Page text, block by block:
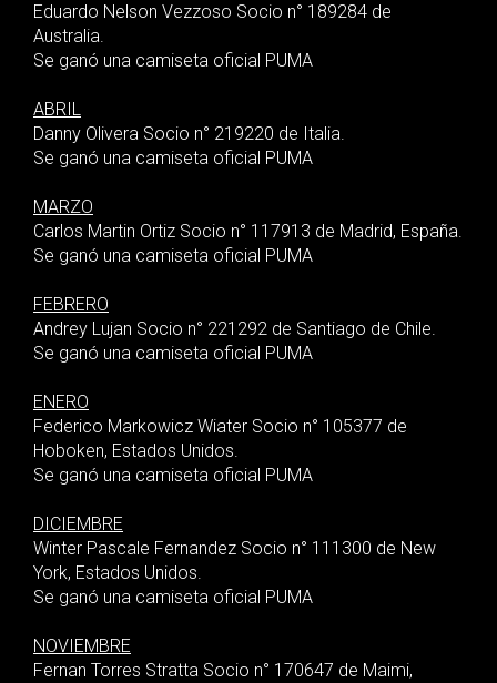
Eduardo Nelson Vezzoso Socio n° 189284 de
Australia.
Se ganó una camiseta oficial PUMA
ABRIL
Danny Olivera Socio n° 219220 de Italia.
Se ganó una camiseta oficial PUMA
MARZO
Carlos Martin Ortiz Socio n° 117913 de Madrid, España.
Se ganó una camiseta oficial PUMA
FEBRERO
Andrey Lujan Socio n° 221292 de Santiago de Chile.
Se ganó una camiseta oficial PUMA
ENERO
Federico Markowicz Wiater Socio n° 105377 de
Hoboken, Estados Unidos.
Se ganó una camiseta oficial PUMA
DICIEMBRE
Winter Pascale Fernandez Socio n° 111300 de New
York, Estados Unidos.
Se ganó una camiseta oficial PUMA
NOVIEMBRE
Fernan Torres Stratta Socio n° 170647 de Maimi,